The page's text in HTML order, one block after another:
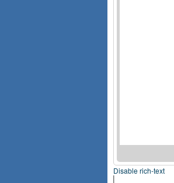
Disable rich-text